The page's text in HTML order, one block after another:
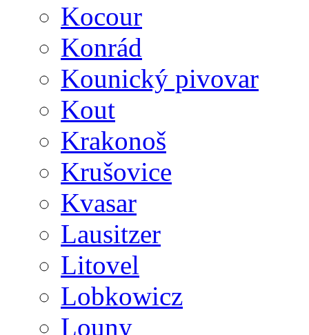
Kocour
Konrád
Kounický pivovar
Kout
Krakonoš
Krušovice
Kvasar
Lausitzer
Litovel
Lobkowicz
Louny